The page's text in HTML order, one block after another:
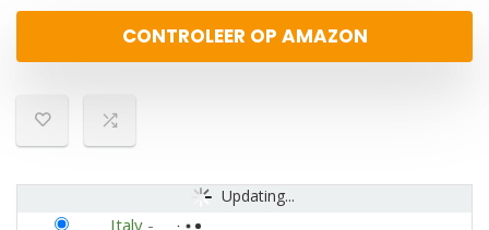
CONTROLEER OP AMAZON
Updating...
Italy -